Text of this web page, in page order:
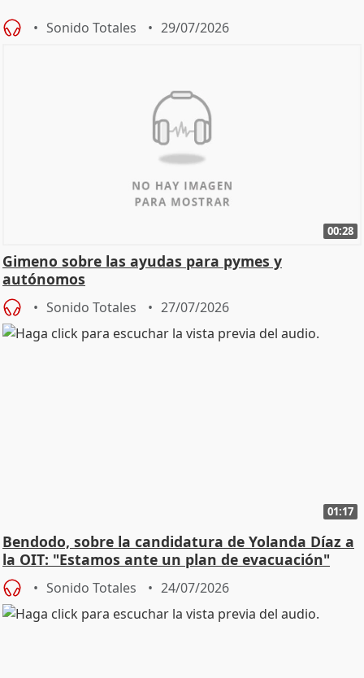
Sonido Totales 29/07/2026
00:28
Gimeno sobre las ayudas para pymes y
autónomos
Sonido Totales 27/07/2026
01:17
Bendodo, sobre la candidatura de Yolanda Díaz a
la OIT: "Estamos ante un plan de evacuación"
Sonido Totales 24/07/2026